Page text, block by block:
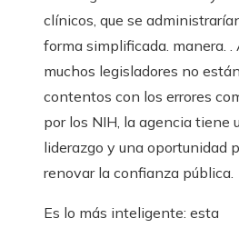
clínicos, que se
forma simplificada. manera. .
muchos legisladores no están
contentos con los errores
por los NIH, la agencia tiene
liderazgo y una oportunidad
renovar la confianza pública.
Es lo más inteligente: esta